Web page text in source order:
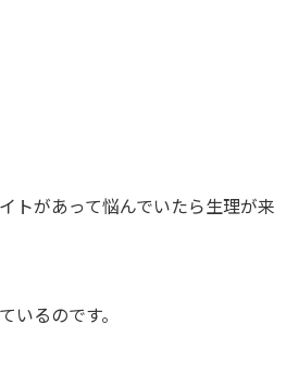
トがあって悩んでいたら生理が来
るのです。